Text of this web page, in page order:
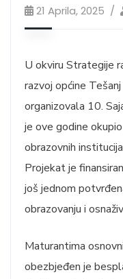
21 Aprila, 2025
U okviru Strategije
razvoj općine
organizovala 10.
je ove godine
obrazovnih
Projekat je
još jednom
obrazovanju i
Maturantima
obezbjeđen je